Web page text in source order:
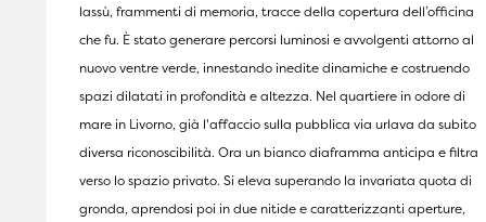
lassù, frammenti di memoria, tracce della copertura dell’officina
che fu. È stato generare percorsi luminosi e avvolgenti attorno al
nuovo ventre verde, innestando inedite dinamiche e costruendo
spazi dilatati in profondità e altezza. Nel quartiere in odore di
mare in Livorno, già l'affaccio sulla pubblica via urlava da subito
diversa riconoscibilità. Ora un bianco diaframma anticipa e filtra
verso lo spazio privato. Si eleva superando la invariata quota di
gronda, aprendosi poi in due nitide e caratterizzanti aperture,